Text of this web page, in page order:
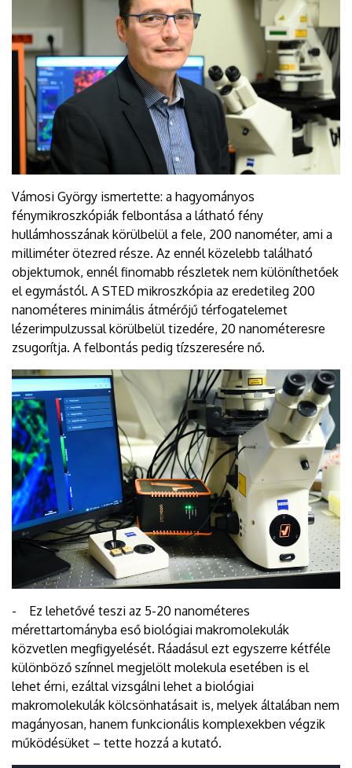
Vámosi György ismertette: a hagyományos
fénymikroszkópiák felbontása a látható fény
hullámhosszának körülbelül a fele, 200 nanométer, ami a
milliméter ötezred része. Az ennél közelebb található
objektumok, ennél finomabb részletek nem különíthetőek
el egymástól. A STED mikroszkópia az eredetileg 200
nanométeres minimális átmérőjű térfogatelemet
lézerimpulzussal körülbelül tizedére, 20 nanométeresre
zsugorítja. A felbontás pedig tízszeresére nő.
- Ez lehetővé teszi az 5-20 nanométeres
mérettartományba eső biológiai makromolekulák
közvetlen megfigyelését. Ráadásul ezt egyszerre kétféle
különböző színnel megjelölt molekula esetében is el
lehet érni, ezáltal vizsgálni lehet a biológiai
makromolekulák kölcsönhatásait is, melyek általában nem
magányosan, hanem funkcionális komplexekben végzik
működésüket – tette hozzá a kutató.